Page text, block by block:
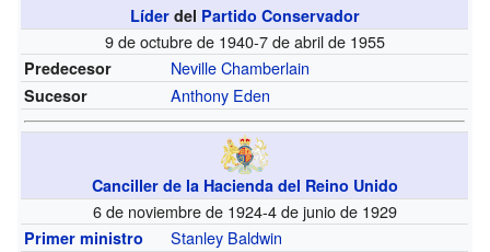
Líderdel Partido Conservador
9 de octubre de 1940-7 de abril de 1955
Predecesor Neville Chamberlain
Sucesor Anthony Eden
Canciller de la Hacienda del Reino Unido
6 de noviembre de 1924-4 de junio de 1929
Primer ministro Stanley Baldwin